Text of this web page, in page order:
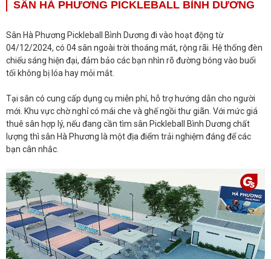
SÂN HÀ PHƯƠNG PICKLEBALL BÌNH DƯƠNG
Sân Hà Phương Pickleball Bình Dương đi vào hoạt động từ
04/12/2024, có 04 sân ngoài trời thoáng mát, rộng rãi. Hệ thống đèn
chiếu sáng hiện đại, đảm bảo các bạn nhìn rõ đường bóng vào buổi
tối không bị lóa hay mỏi mắt.
Tại sân có cung cấp dụng cụ miễn phí, hỗ trợ hướng dẫn cho người
mới. Khu vực chờ nghỉ có mái che và ghế ngồi thư giãn. Với mức giá
thuê sân hợp lý, nếu đang cần tìm sân Pickleball Bình Dương chất
lượng thì sân Hà Phương là một địa điểm trải nghiệm đáng để các
bạn cân nhắc.